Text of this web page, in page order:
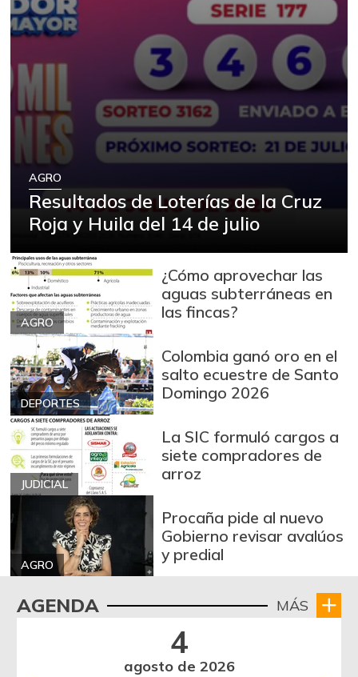
AGRO
Resultados de Loterías de la Cruz
Roja y Huila del 14 de julio
AGRO
¿Cómo aprovechar las
aguas subterráneas en
las fincas?
DEPORTES
Colombia ganó oro en el
salto ecuestre de Santo
Domingo 2026
JUDICIAL
La SIC formuló cargos a
siete compradores de
arroz
AGRO
Procaña pide al nuevo
Gobierno revisar avalúos
y predial
AGENDA MÁS
4
agosto de 2026